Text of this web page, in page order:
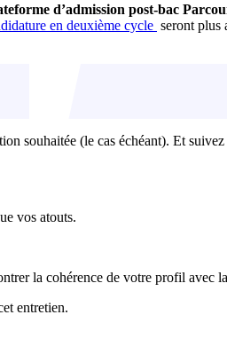
d’admission post-bac
en deuxième cycle seront plus
souhaitée (le cas échéant). Et
vos atouts.
la cohérence de votre profil avec
entretien.